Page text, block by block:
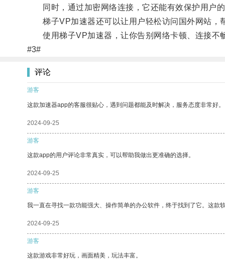
同时，通过加密网络连接，它还能有效保护用户
梯子VP加速器还可以让用户轻松访问国外网站，
使用梯子VP加速器，让你告别网络卡顿、连接不
#3#
评论
游客
这款加速器app的客服很贴心，遇到问题都能及时解决，服务态度非常好。
2024-09-25
游客
这款app的用户评论非常真实，可以帮助我做出更准确的选择。
2024-09-25
游客
我一直在寻找一款功能强大、操作简单的办公软件，终于找到了它。这
2024-09-25
游客
这款游戏非常好玩，画面精美，玩法丰富。